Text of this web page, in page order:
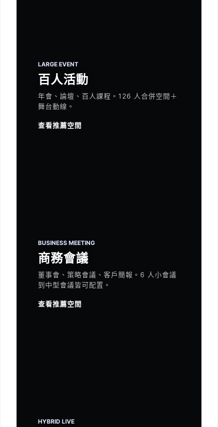
LARGE EVENT
百人活動
年會、論壇、百人課程。126 人合併空間＋
舞台動線。
查看推薦空間
BUSINESS MEETING
商務會議
董事會、策略會議、客戶簡報。6 人小會議
到中型會議皆可配置。
查看推薦空間
HYBRID LIVE